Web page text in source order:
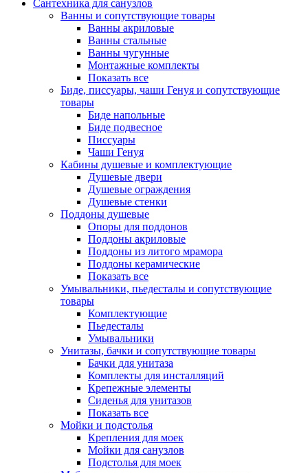
Сантехника для санузлов
Ванны и сопутствующие товары
Ванны акриловые
Ванны стальные
Ванны чугунные
Монтажные комплекты
Показать все
Биде, писсуары, чаши Генуя и сопутствующие
товары
Биде напольные
Биде подвесное
Писсуары
Чаши Генуя
Кабины душевые и комплектующие
Душевые двери
Душевые ограждения
Душевые стенки
Поддоны душевые
Опоры для поддонов
Поддоны акриловые
Поддоны из литого мрамора
Поддоны керамические
Показать все
Умывальники, пьедесталы и сопутствующие
товары
Комплектующие
Пьедесталы
Умывальники
Унитазы, бачки и сопутствующие товары
Бачки для унитаза
Комплекты для инсталляций
Крепежные элементы
Сиденья для унитазов
Показать все
Мойки и подстолья
Крепления для моек
Мойки для санузлов
Подстолья для моек